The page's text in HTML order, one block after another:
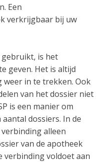
Een
verkrijgbaar bij uw
gebruikt, is het
geven. Het is altijd
in te trekken. Ook
van het dossier niet
is een manier om
dossiers. In de
alleen
van de apotheek
verbinding voldoet aan